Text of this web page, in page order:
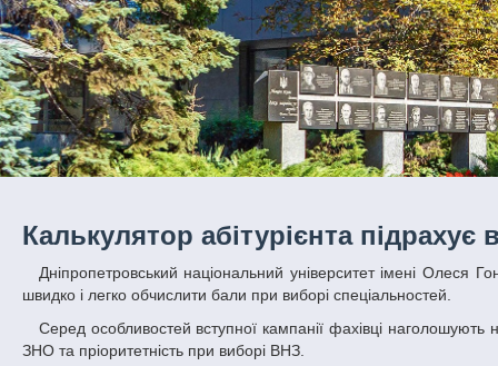
Калькулятор абітурієнта підрахує
Дніпропетровський національний університет імені Олеся Гончара розробив і впровадив програмний продукт, що допоможе абітурієнтам
швидко і легко обчислити бали при виборі спеціальностей.
Серед особливостей вступної кампанії фахівці наголошують на тих, у яких варто розібратися абітурієнтам: вагові коефіцієнти сертифікатів
ЗНО та пріоритетність при виборі ВНЗ.